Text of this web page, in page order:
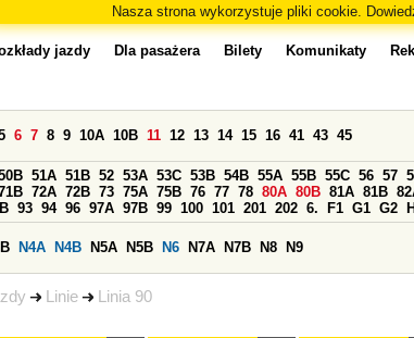
Nasza strona wykorzystuje pliki cookie.
Linie Linia 90
jazdy Dla pasażera Bilety Komunikaty
6 7 8 9 10A 10B 11 12 13 14 15 16 41 43 45
51A 51B 52 53A 53C 53B 54B 55A 55B 55C 56 57
72A 72B 73 75A 75B 76 77 78 80A 80B 81A 81B
93 94 96 97A 97B 99 100 101 201 202 6. F1 G1 G2 H
N4A N4B N5A N5B N6 N7A N7B N8 N9